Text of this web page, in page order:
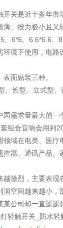
开关是近十多年
、按力极小且又
6*6、6.6*6.6
境下使用，电
面贴装三种。
长型、立式型
需求量最大的
组合音响会用到
域在电类、医
器、通讯产品
激烈，主要表
空间越来越小
公司却一直遥
轻触开关_防水